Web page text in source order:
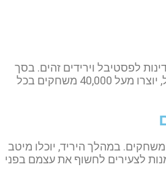
השעות הללו, יתכנסו אנשי המקצוע בתחום הגיימינג, בעוד 107 מדינות לפסטיבל וירידים זהים. בסך
הכל, יוצרים בכל המדינות ביחד, מעל 9,010 משחקים בשבוע אחד. בסך הכל, יוצרו מעל 40,000 משחקים בכל
במהלך היריד, יוכלו מיטב
לצעירים לחשוף את עצמם בפני